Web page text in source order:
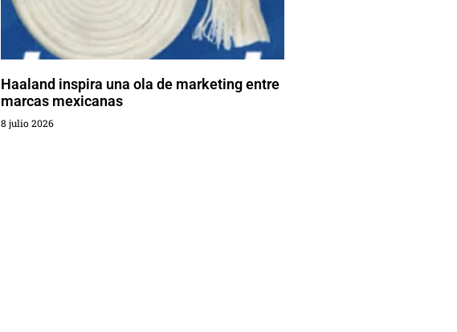
Haaland inspira una ola de marketing entre
marcas mexicanas
8 julio 2026